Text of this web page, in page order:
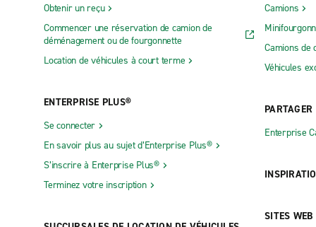
Obtenir un reçu
Commencer une réservation de camion de
déménagement ou de fourgonnette
Location de véhicules à court terme
ENTERPRISE PLUS®
Se connecter
En savoir plus au sujet d’Enterprise Plus®
S’inscrire à Enterprise Plus®
Terminez votre inscription
Camions
Camions de
Véhicules
PARTAGER
Enterprise
SITES